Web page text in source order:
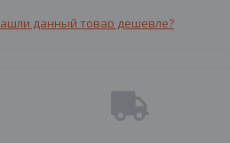
данный товар дешевле?